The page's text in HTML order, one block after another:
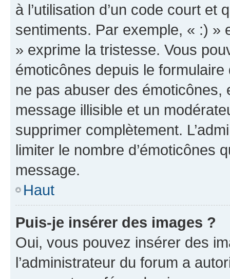
à l’utilisation d’un code court et
sentiments. Par exemple, « :) »
» exprime la tristesse. Vous
émoticônes depuis le
ne pas abuser des
message illisible et un
supprimer complètement.
limiter le nombre d’émoticônes
message.
Haut
Puis-je insérer des images ?
Oui, vous pouvez insérer des
l’administrateur du forum a